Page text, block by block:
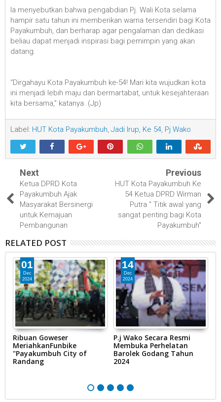
Ia menyebutkan bahwa pengabdian Pj. Wali Kota selama
hampir satu tahun ini memberikan warna tersendiri bagi Kota
Payakumbuh, dan berharap agar pengalaman dan dedikasi
beliau dapat menjadi inspirasi bagi pemimpin yang akan
datang.
“Dirgahayu Kota Payakumbuh ke-54! Mari kita wujudkan kota
ini menjadi lebih maju dan bermartabat, untuk kesejahteraan
kita bersama,” katanya. (Jp)
Label: HUT Kota Payakumbuh Jadi Irup Ke 54 Pj Wako
Next
Ketua DPRD Kota
Payakumbuh Ajak
Masyarakat Bersinergi
untuk Kemajuan
Pembangunan
Previous
HUT Kota Payakumbuh Ke
54 Ketua DPRD Wirman
Putra " Titik awal yang
sangat penting bagi Kota
Payakumbuh"
RELATED POST
01
Dec
2024
Ribuan Goweser
MeriahkanFunbike
"Payakumbuh City of
Randang
14
Dec
2024
P.j Wako Secara Resmi
Membuka Perhelatan
Barolek Godang Tahun
2024